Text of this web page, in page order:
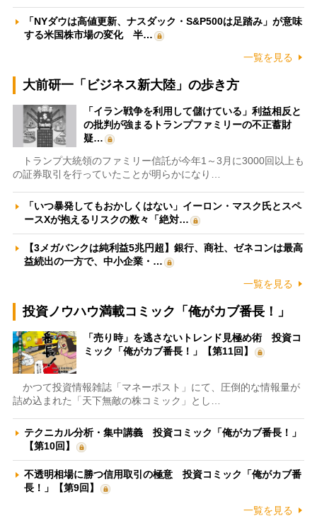
「NYダウは高値更新、ナスダック・S&P500は足踏み」が意味
する米国株市場の変化 半…
一覧を見る
大前研一「ビジネス新大陸」の歩き方
「イラン戦争を利用して儲けている」利益相反と
の批判が強まるトランプファミリーの不正蓄財
疑…
トランプ大統領のファミリー信託が今年1～3月に3000回以上も
の証券取引を行っていたことが明らかになり…
「いつ暴発してもおかしくはない」イーロン・マスク氏とスペ
ースXが抱えるリスクの数々「絶対…
【3メガバンクは純利益5兆円超】銀行、商社、ゼネコンは最高
益続出の一方で、中小企業・…
一覧を見る
投資ノウハウ満載コミック「俺がカブ番長！」
「売り時」を逃さないトレンド見極め術 投資コ
ミック「俺がカブ番長！」【第11回】
かつて投資情報雑誌「マネーポスト」にて、圧倒的な情報量が
詰め込まれた「天下無敵の株コミック」とし…
テクニカル分析・集中講義 投資コミック「俺がカブ番長！」
【第10回】
不透明相場に勝つ信用取引の極意 投資コミック「俺がカブ番
長！」【第9回】
一覧を見る